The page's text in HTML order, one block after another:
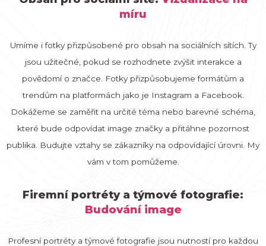
míru
Umíme i fotky přizpůsobené pro obsah na sociálních sítích. Ty
jsou užitečné, pokud se rozhodnete zvýšit interakce a
povědomí o značce. Fotky přizpůsobujeme formátům a
trendům na platformách jako je Instagram a Facebook.
Dokážeme se zaměřit na určité téma nebo barevné schéma,
které bude odpovídat image značky a přitáhne pozornost
publika. Budujte vztahy se zákazníky na odpovídající úrovni. My
vám v tom pomůžeme.
Firemní portréty a týmové fotografie:
Budování image
Profesní portréty a týmové fotografie jsou nutností pro každou